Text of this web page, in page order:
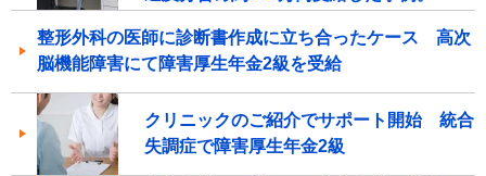
整形外科の医師に診断書作成に立ち合ったケース 高次
脳機能障害にて障害厚生年金2級を受給
クリニックのご紹介でサポート開始 統合
失調症で障害厚生年金2級